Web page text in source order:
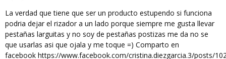
La verdad que tiene que ser un producto estupendo si funciona
podria dejar el rizador a un lado porque siempre me gusta llevar
pestañas larguitas y no soy de pestañas postizas me da no se
que usarlas asi que ojala y me toque =) Comparto en
facebook https://www.facebook.com/cristina.diezgarcia.3/posts/